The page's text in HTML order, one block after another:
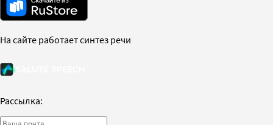
На сайте работает синтез речи
Рассылка: